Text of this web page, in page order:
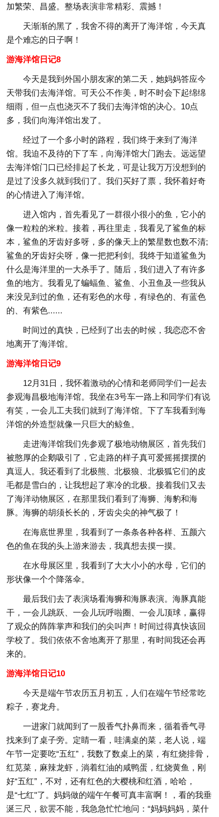
加繁荣、昌盛。整场表演非常精彩、震撼！
天渐渐的黑了，我舍不得的离开了海洋馆，今天真
是个难忘的日子啊！
游海洋馆日记8
今天是我到外国小朋友家的第二天，她妈妈答应今
天带我们去海洋馆。可天公不作美，时不时会下起绵绵
细雨，但一点也浇灭不了我们去海洋馆的决心。10点
多，我们向海洋馆出发了。
经过了一个多小时的路程，我们终于来到了海洋
馆。我迫不及待的下了车，向海洋馆大门跑去。远远望
去海洋馆门口已经排起了长龙，可是让我万万没想到的
是过了没多久就到我们了。我们买好了票，我怀着好奇
的心情进入了海洋馆。
进入馆内，首先看见了一群很小很小的鱼，它小的
像一粒粒的米粒。接着，再往里走，我看见了鲨鱼的标
本，鲨鱼的牙齿好多呀，多的像天上的繁星数也数不清;
鲨鱼的牙齿好尖呀，像一把把利剑。我终于知道鲨鱼为
什么是海洋里的一大杀手了。随后，我们进入了有许多
鱼的地方。我看见了蝙蝠鱼、鲨鱼、小丑鱼及一些我从
来没见到过的鱼，还有彩色的水母，有绿色的、有蓝色
的、有紫色......
时间过的真快，已经到了出去的时候，我恋恋不舍
地离开了海洋馆。
游海洋馆日记9
12月31日，我怀着激动的心情和老师同学们一起去
参观海昌极地海洋馆。我坐在3号车一路上和同学们有说
有笑，一会儿工夫我们就到了海洋馆。下了车我看到海
洋馆的外造型就像一只巨大的鲸鱼。
走进海洋馆我们先参观了极地动物展区，首先我们
被憨厚的企鹅吸引了，它走路的样子真可爱摇摇摆摆的
真逗人。我还看到了北极熊、北极狼、北极狐它们的皮
毛都是雪白的，让我想起了寒冷的北极。接着我们又去
了海洋动物展区，在那里我们看到了海狮、海豹和海
豚。海狮的胡须长长的，牙齿尖尖的神气极了！
在海底世界里，我看到了一条条各种各样、五颜六
色的鱼在我的头上游来游去，我真想去摸一摸。
在水母展区里，我看到了大大小小的水母，它们的
形状像一个个降落伞。
最后我们去了表演场看海狮和海豚表演。海豚真能
干，一会儿跳跃、一会儿玩呼啦圈、一会儿顶球，赢得
了观众的阵阵掌声和我们的尖叫声！时间过得真快该回
学校了。我们依依不舍地离开了那里，有时间我还会再
来的。
游海洋馆日记10
今天是端午节农历五月初五，人们在端午节经常吃
粽子，赛龙舟。
一进家门就闻到了一股香气扑鼻而来，循着香气寻
找来到了桌子旁。定睛一看，哇满桌的菜，老人说，端
午节一定要吃“五红”，我数了数桌上的菜，有红烧排骨，
红苋菜，麻辣龙虾，淌着红油的咸鸭蛋，红烧黄鱼，刚
好“五红”，不对，还有红色的大樱桃和红酒，哈哈，
是“七红"了。妈妈做的端午午餐可真丰富啊！，看的我垂
涎三尺，欲罢不能，我急急忙忙地问：“妈妈妈妈，菜什